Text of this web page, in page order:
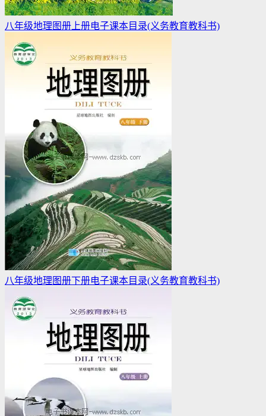
八年级地理图册上册电子课本目录(义务教育教科书)
八年级地理图册下册电子课本目录(义务教育教科书)